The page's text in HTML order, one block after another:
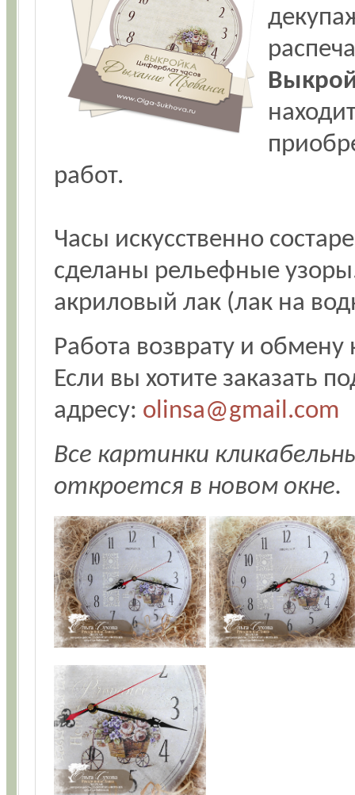
работ.
Часы искусственно
сделаны рельефные
акриловый лак (лак на
Работа возврату и
Если вы хотите заказать
адресу: olinsa@gmail.com
Все картинки
откроется в новом окне.